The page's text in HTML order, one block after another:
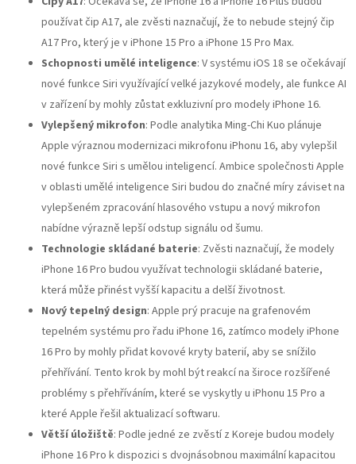
používat čip A17, ale zvěsti naznačují, že to nebude stejný čip
A17 Pro, který je v iPhone 15 Pro a iPhone 15 Pro Max.
Schopnosti umělé inteligence: V systému iOS 18 se očekávají
nové funkce Siri využívající velké jazykové modely, ale funkce AI
v zařízení by mohly zůstat exkluzivní pro modely iPhone 16.
Vylepšený mikrofon: Podle analytika Ming-Chi Kuo plánuje
Apple výraznou modernizaci mikrofonu iPhonu 16, aby vylepšil
nové funkce Siri s umělou inteligencí. Ambice společnosti Apple
v oblasti umělé inteligence Siri budou do značné míry záviset na
vylepšeném zpracování hlasového vstupu a nový mikrofon
nabídne výrazně lepší odstup signálu od šumu.
Technologie skládané baterie: Zvěsti naznačují, že modely
iPhone 16 Pro budou využívat technologii skládané baterie,
která může přinést vyšší kapacitu a delší životnost.
Nový tepelný design: Apple prý pracuje na grafenovém
tepelném systému pro řadu iPhone 16, zatímco modely iPhone
16 Pro by mohly přidat kovové kryty baterií, aby se snížilo
přehřívání. Tento krok by mohl být reakcí na široce rozšířené
problémy s přehříváním, které se vyskytly u iPhonu 15 Pro a
které Apple řešil aktualizací softwaru.
Větší úložiště: Podle jedné ze zvěstí z Koreje budou modely
iPhone 16 Pro k dispozici s dvojnásobnou maximální kapacitou